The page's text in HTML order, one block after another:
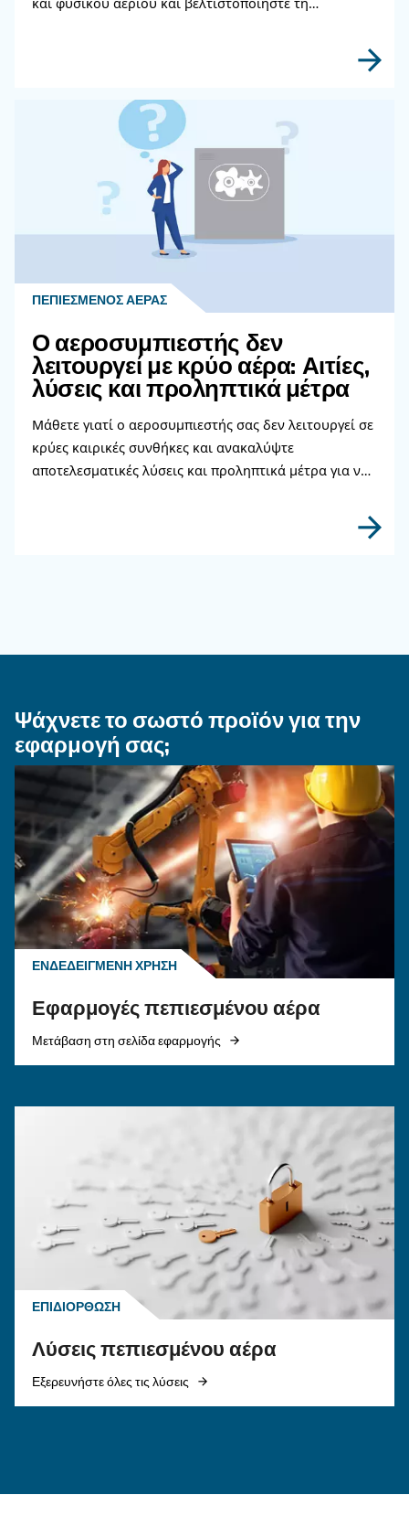
Διαβάστε περισσότερα
θέματα
πεπιεσμένου αέρα
σωλήνα αέρα και τα εξαρτήματα σύνδεσης για
σύστημα πεπιεσμένου αέρα για να
αέρα, να μειώσετε τις διαρροές, να
ασφάλεια και να ενισχύσετε την απόδοση.
Κινητήρας έναντι
αεροσυμπιεστή: ποιον να
επιλέξετε;
Οδηγός ηλεκτρικού αεροσυμπιεστή:
πλεονεκτήματα, συγκρίνετε αεροσυμπιεστές
διαχείριση υγροποιημένων υδρατμών
αεροσυμπιεστών.